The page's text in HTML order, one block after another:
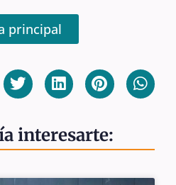
principal
interesarte: